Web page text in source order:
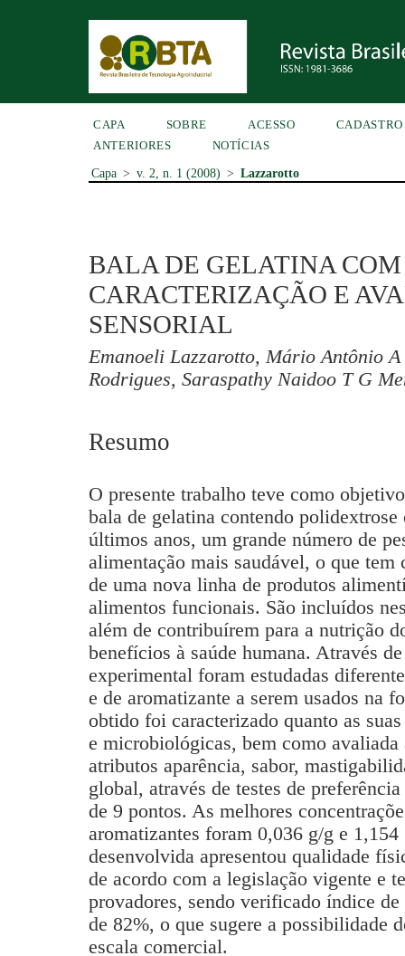
CAPA SOBRE ACESSO
CADASTRO
ANTERIORES
NOTÍCIAS
Capa > v. 2, n. 1 (2008) > Lazzarotto
BALA DE GELATINA
CARACTERIZAÇÃO E
SENSORIAL
Emanoeli Lazzarotto, Mário Antônio
Rodrigues, Saraspathy Naidoo T G
Resumo
O presente trabalho teve como
bala de gelatina contendo
últimos anos, um grande número de
alimentação mais saudável, o que
de uma nova linha de produtos
alimentos funcionais. São incluídos
além de contribuírem para a nutrição
benefícios à saúde humana. Através
experimental foram estudadas
e de aromatizante a serem usados na
obtido foi caracterizado quanto as
e microbiológicas, bem como avaliada
atributos aparência, sabor,
global, através de testes de
de 9 pontos. As melhores
aromatizantes foram 0,036 g/g e
desenvolvida apresentou qualidade
de acordo com a legislação vigente e
provadores, sendo verificado índice
de 82%, o que sugere a possibilidade
escala comercial.